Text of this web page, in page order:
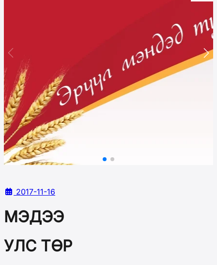
2017-11-16
МЭДЭЭ
УЛС ТӨР